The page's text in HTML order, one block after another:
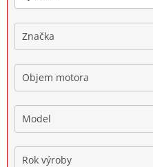
Značka
Objem motora
Model
Rok výroby